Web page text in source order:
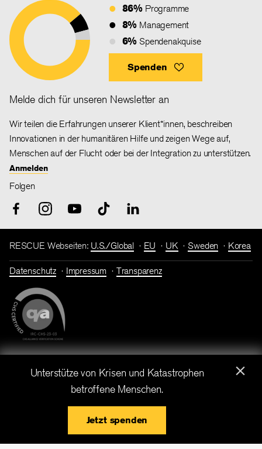
86% Programme
8% Management
6% Spendenakquise
Spenden
Melde dich für unseren Newsletter an
Wir teilen die Erfahrungen unserer Klient*innen, beschreiben
Innovationen in der humanitären Hilfe und zeigen Wege auf,
Menschen auf der Flucht oder bei der Integration zu unterstützen.
Anmelden
Folgen
RESCUE Webseiten: U.S./Global EU UK Sweden Korea
Datenschutz Impressum Transparenz
Spendenkonto: Bank für Sozialwirtschaft I IBAN: DE86 3702
0500 0001 7182 00 I BIC: BFSWDE33XXX
×
Unterstütze von Krisen und Katastrophen
betroffene Menschen.
Jetzt spenden